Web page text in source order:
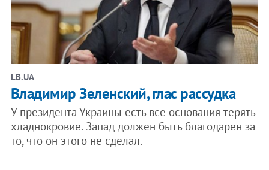
LB.UA
Владимир Зеленский, глас рассудка
У президента Украины есть все основания терять
хладнокровие. Запад должен быть благодарен за
то, что он этого не сделал.